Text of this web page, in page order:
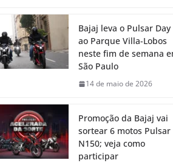
Bajaj leva o Pulsar Day
ao Parque Villa-Lobos
neste fim de semana
São Paulo
14 de maio de 2026
Promoção da Bajaj vai
sortear 6 motos Pulsar
N150; veja como
participar